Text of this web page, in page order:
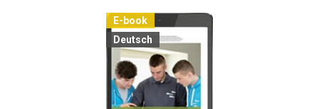
E-book
Deutsch